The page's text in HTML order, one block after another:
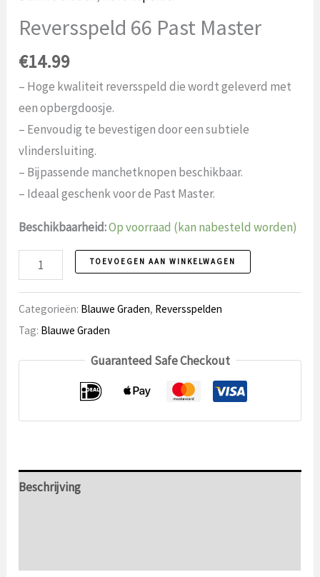
Reversspeld 66 Past Master
€14.99
– Hoge kwaliteit reversspeld die wordt geleverd met
een opbergdoosje.
– Eenvoudig te bevestigen door een subtiele
vlindersluiting.
– Bijpassende manchetknopen beschikbaar.
– Ideaal geschenk voor de Past Master.
Beschikbaarheid:Op voorraad (kan nabesteld worden)
Reversspeld
66
Past
Master
TOEVOEGEN AAN WINKELWAGEN
Categorieën: Blauwe Graden, Reversspelden
Tag: Blauwe Graden
Guaranteed Safe Checkout
Beschrijving